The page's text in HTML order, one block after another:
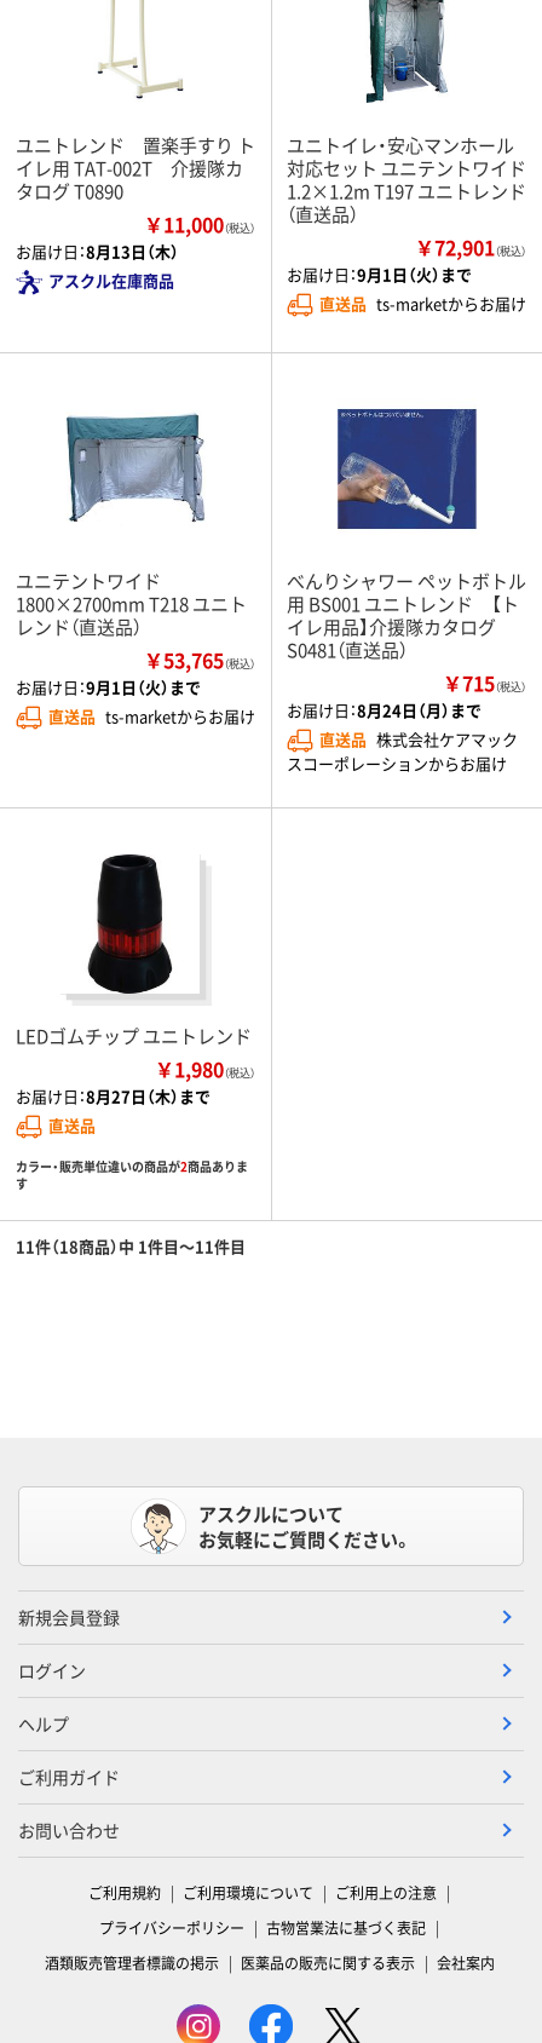
ユニトレンド 置楽手すり ト
イレ用 TAT-002T 介援隊カ
タログ T0890
￥11,000（税込）
お届け日：8月13日（木）
アスクル在庫商品
ユニトイレ・安心マンホール
対応セット ユニテントワイド
1.2×1.2m T197 ユニトレンド
（直送品）
￥72,901（税込）
お届け日：9月1日（火）まで
直送品 ts-marketからお届け
ユニテントワイド
1800×2700mm T218 ユニト
レンド（直送品）
￥53,765（税込）
お届け日：9月1日（火）まで
直送品 ts-marketからお届け
べんりシャワー ペットボトル
用 BS001 ユニトレンド 【ト
イレ用品】介援隊カタログ
S0481（直送品）
￥715（税込）
お届け日：8月24日（月）まで
直送品 株式会社ケアマック
スコーポレーションからお届け
LEDゴムチップ ユニトレンド
￥1,980（税込）
お届け日：8月27日（木）まで
直送品
カラー・販売単位違いの商品が2商品ありま
す
11件（18商品）中 1件目～11件目
アスクルについて
お気軽にご質問ください。
新規会員登録
ログイン
ヘルプ
ご利用ガイド
お問い合わせ
ご利用規約 ご利用環境について
ご利用上の注意
プライバシーポリシー
古物営業法に基づく表記
酒類販売管理者標識の掲示
医薬品の販売に関する表示 会社案内